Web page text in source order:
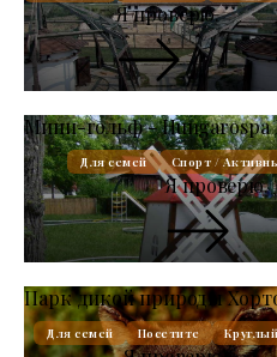
Я проверю.
Мини-гольф - Hungarospa
Для семей Спорт /
Я проверю.
Парк дикой природы
Для семей Посетите